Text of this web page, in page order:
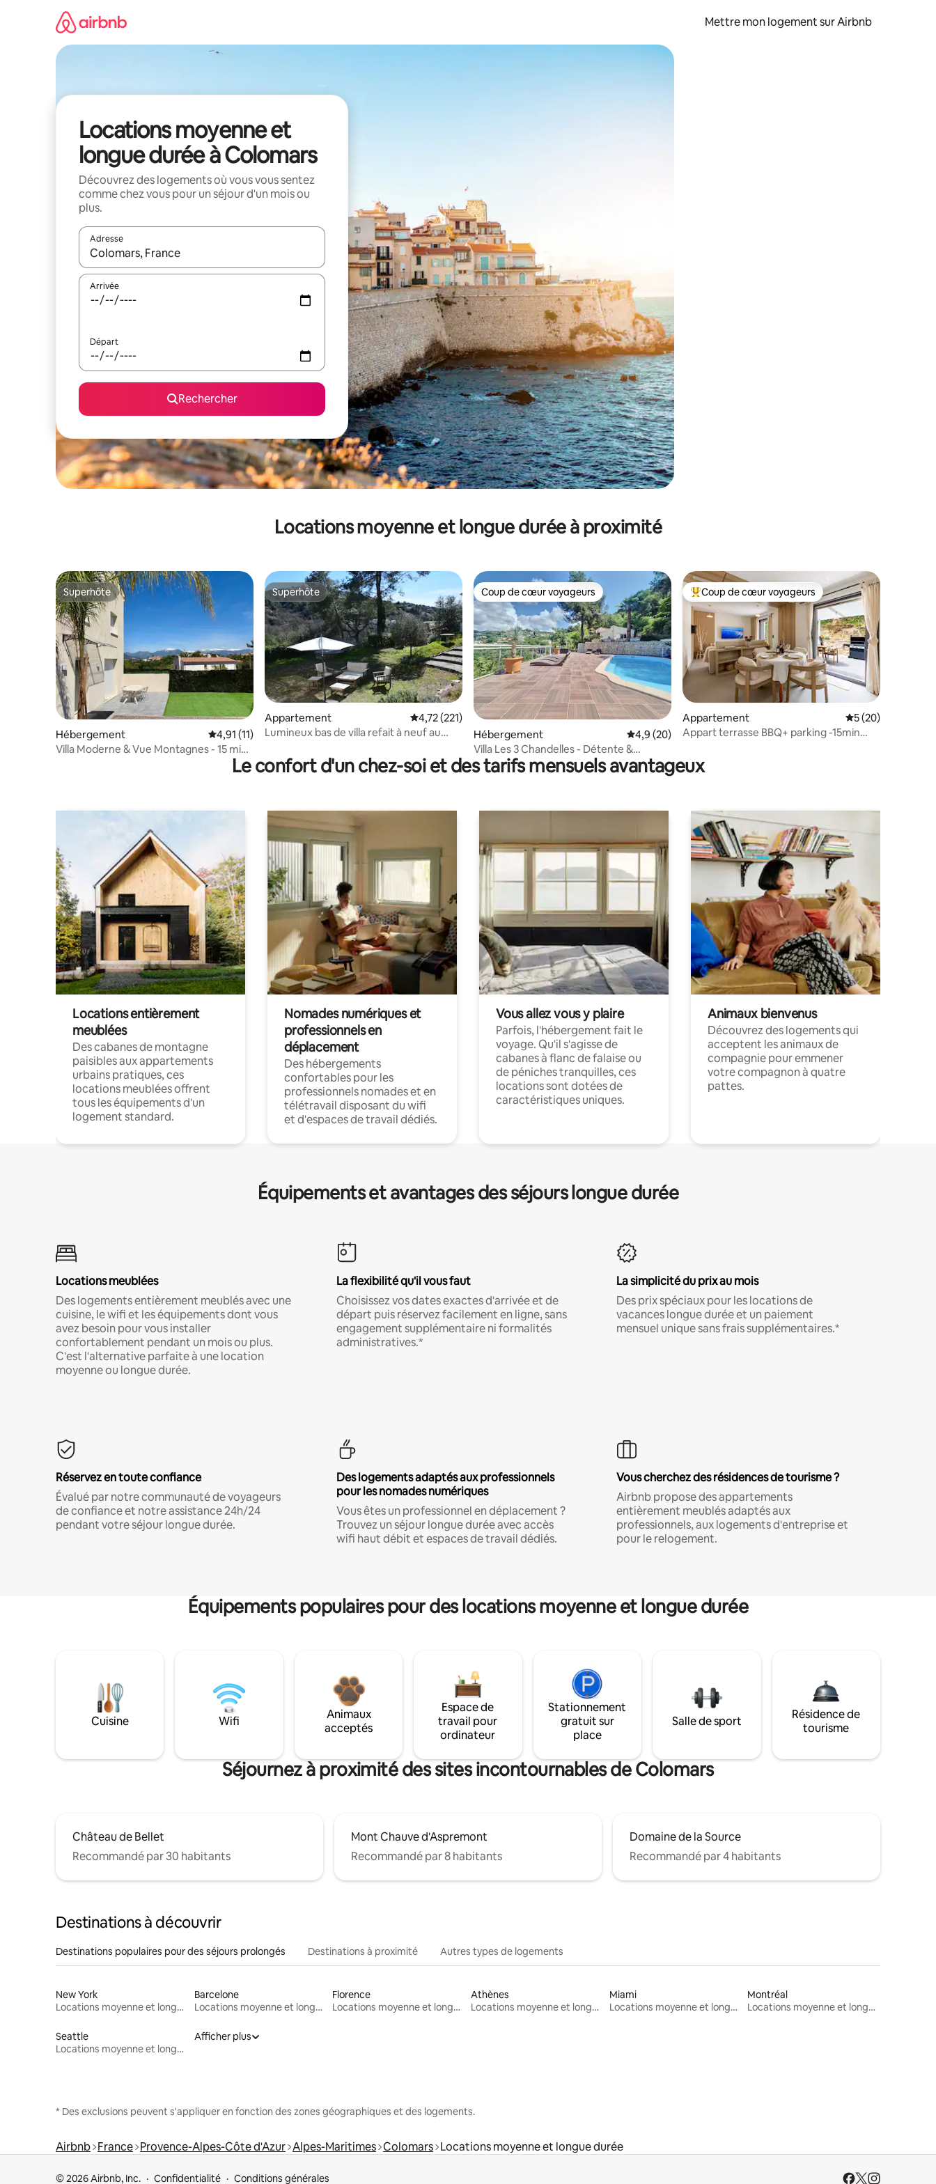
Mettre mon logement sur Airbnb
Locations moyenne et
longue durée à Colomars
Découvrez des logements où vous vous sentez
comme chez vous pour un séjour d'un mois ou
plus.
Adresse
Lorsque les résultats s'affichent, utilisez les flèches vers le haut et vers le bas pour les parcourir ou en appuyant et en faisant glisser.
Arrivée
Départ
Rechercher
Locations moyenne et longue durée à proximité
Superhôte
Superhôte
Hébergement Évaluation moyenne sur la base de 11 commentaires : 4,91 sur 5
4,91 (11)
Villa Moderne & Vue Montagnes - 15 min
Superhôte
Superhôte
Appartement Évaluation moyenne sur la base de 221 commentaires : 4,72 sur 5
4,72 (221)
Lumineux bas de villa refait à neuf au
Coup de cœur voyageurs
Coup de cœur voyageurs
Hébergement Évaluation moyenne sur la base de 20 commentaires : 4,9 sur 5
4,9 (20)
Villa Les 3 Chandelles - Détente &
Confort
Coups de cœur voyageurs les plus appréciés
Coup de cœur voyageurs
Appartement Évaluation
5 (20)
Appart terrasse BBQ+ parking -15min
Le confort d'un chez-soi et des tarifs mensuels avantageux
Locations entièrement
meublées
Des cabanes de montagne
paisibles aux appartements
urbains pratiques, ces
locations meublées offrent
tous les équipements d'un
logement standard.
Nomades numériques et
professionnels en
déplacement
Des hébergements
confortables pour les
professionnels nomades et en
télétravail disposant du wifi
et d'espaces de travail dédiés.
Vous allez vous y plaire
Parfois, l'hébergement fait le
voyage. Qu'il s'agisse de
cabanes à flanc de falaise ou
de péniches tranquilles, ces
locations sont dotées de
caractéristiques uniques.
Animaux bienvenus
Découvrez des logements qui
acceptent les animaux de
compagnie pour emmener
votre compagnon à quatre
pattes.
Équipements et avantages des séjours longue durée
Locations meublées
Des logements entièrement meublés avec une
cuisine, le wifi et les équipements dont vous
avez besoin pour vous installer
confortablement pendant un mois ou plus.
C'est l'alternative parfaite à une location
moyenne ou longue durée.
La flexibilité qu'il vous faut
Choisissez vos dates exactes d'arrivée et de
départ puis réservez facilement en ligne, sans
engagement supplémentaire ni formalités
administratives.*
La simplicité du prix au mois
Des prix spéciaux pour les locations de
vacances longue durée et un paiement
mensuel unique sans frais supplémentaires.*
Réservez en toute confiance
Évalué par notre communauté de voyageurs
de confiance et notre assistance 24h/24
pendant votre séjour longue durée.
Des logements adaptés aux professionnels
pour les nomades numériques
Vous êtes un professionnel en déplacement ?
Trouvez un séjour longue durée avec accès
wifi haut débit et espaces de travail dédiés.
Vous cherchez des résidences de tourisme ?
Airbnb propose des appartements
entièrement meublés adaptés aux
professionnels, aux logements d'entreprise et
pour le relogement.
Équipements populaires pour des locations moyenne et longue durée
Cuisine Wifi
Animaux
acceptés
Espace de
travail pour
ordinateur
Stationnement
gratuit sur
place
Salle de sport
Résidence de
tourisme
Séjournez à proximité des sites incontournables de Colomars
Château de Bellet
Recommandé par 30 habitants
Mont Chauve d'Aspremont
Recommandé par 8 habitants
Domaine de la Source
Recommandé par 4 habitants
Destinations à découvrir
Destinations populaires pour des séjours prolongés Destinations à proximité Autres types de logements
New York
Locations moyenne et longue durée
Barcelone
Locations moyenne et longue durée
Florence
Locations moyenne et longue durée
Athènes
Locations moyenne et longue durée
Miami
Locations moyenne et longue durée
Montréal
Locations moyenne et longue durée
Seattle
Locations moyenne et longue durée
Afficher plus
* Des exclusions peuvent s'appliquer en fonction des zones géographiques et des logements.
Airbnb France Provence-Alpes-Côte d'Azur Alpes-Maritimes Colomars Locations moyenne et longue durée
© 2026 Airbnb, Inc. Confidentialité Conditions générales